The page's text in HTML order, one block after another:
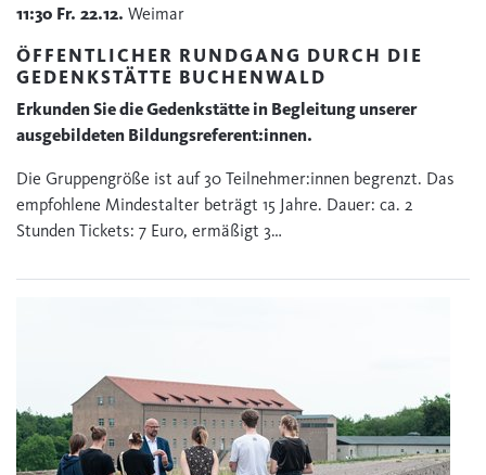
11:30 Fr. 22.12. Weimar
ÖFFENTLICHER RUNDGANG DURCH DIE
GEDENKSTÄTTE BUCHENWALD
Erkunden Sie die Gedenkstätte in Begleitung unserer
ausgebildeten Bildungsreferent:innen.
Die Gruppengröße ist auf 30 Teilnehmer:innen begrenzt. Das
empfohlene Mindestalter beträgt 15 Jahre. Dauer: ca. 2
Stunden Tickets: 7 Euro, ermäßigt 3…